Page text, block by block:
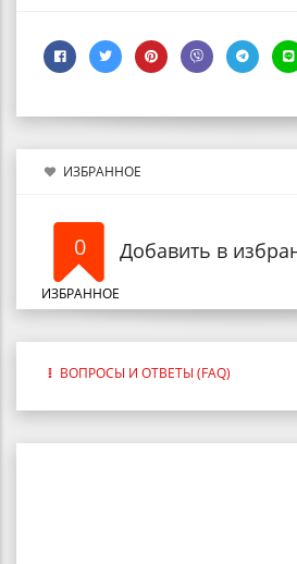
ИЗБРАННОЕ
0
ИЗБРАННОЕ
Добавить в
ВОПРОСЫ И ОТВЕТЫ (FAQ)